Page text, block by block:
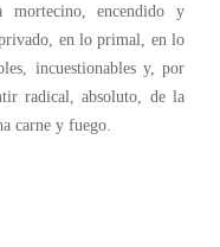
mortecino, encendido y
en lo primal, en lo
incuestionables y, por
radical, absoluto, de la
carne y fuego.